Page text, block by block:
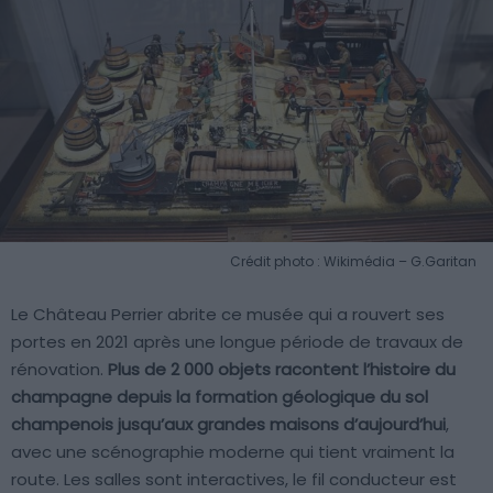
Crédit photo : Wikimédia – G.Garitan
Le Château Perrier abrite ce musée qui a rouvert ses
portes en 2021 après une longue période de travaux de
rénovation. Plus de 2 000 objets racontent l’histoire du
champagne depuis la formation géologique du sol
champenois jusqu’aux grandes maisons d’aujourd’hui,
avec une scénographie moderne qui tient vraiment la
route. Les salles sont interactives, le fil conducteur est